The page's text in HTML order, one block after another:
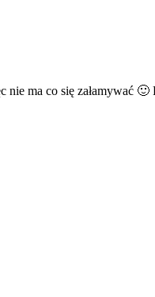
ma co się załamywać 🙂